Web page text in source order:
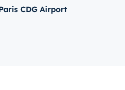
CDG Airport